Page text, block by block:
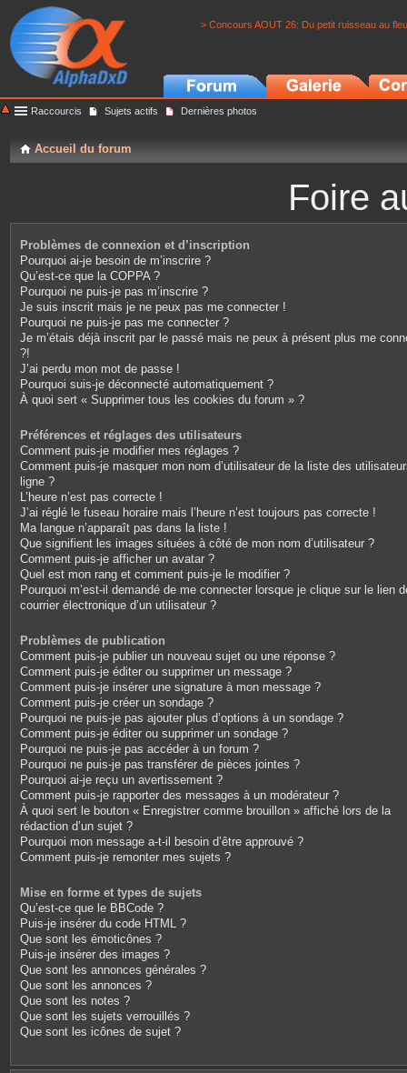
> Concours AOUT 26: Du petit ruisseau au
Raccourcis Sujets actifs Dernières photos
Accueil du forum
Foire
Problèmes de connexion et d’inscription
Pourquoi ai-je besoin de m’inscrire ?
Qu’est-ce que la COPPA ?
Pourquoi ne puis-je pas m’inscrire ?
Je suis inscrit mais je ne peux pas me connecter !
Pourquoi ne puis-je pas me connecter ?
Je m’étais déjà inscrit par le passé mais ne peux à présent plus me
?!
J’ai perdu mon mot de passe !
Pourquoi suis-je déconnecté automatiquement ?
À quoi sert « Supprimer tous les cookies du forum » ?
Préférences et réglages des utilisateurs
Comment puis-je modifier mes réglages ?
Comment puis-je masquer mon nom d’utilisateur de la liste des
ligne ?
L’heure n’est pas correcte !
J’ai réglé le fuseau horaire mais l’heure n’est toujours pas correcte !
Ma langue n’apparaît pas dans la liste !
Que signifient les images situées à côté de mon nom d’utilisateur ?
Comment puis-je afficher un avatar ?
Quel est mon rang et comment puis-je le modifier ?
Pourquoi m’est-il demandé de me connecter lorsque je clique sur le lien
courrier électronique d’un utilisateur ?
Problèmes de publication
Comment puis-je publier un nouveau sujet ou une réponse ?
Comment puis-je éditer ou supprimer un message ?
Comment puis-je insérer une signature à mon message ?
Comment puis-je créer un sondage ?
Pourquoi ne puis-je pas ajouter plus d’options à un sondage ?
Comment puis-je éditer ou supprimer un sondage ?
Pourquoi ne puis-je pas accéder à un forum ?
Pourquoi ne puis-je pas transférer de pièces jointes ?
Pourquoi ai-je reçu un avertissement ?
Comment puis-je rapporter des messages à un modérateur ?
À quoi sert le bouton « Enregistrer comme brouillon » affiché lors de la
rédaction d’un sujet ?
Pourquoi mon message a-t-il besoin d’être approuvé ?
Comment puis-je remonter mes sujets ?
Mise en forme et types de sujets
Qu’est-ce que le BBCode ?
Puis-je insérer du code HTML ?
Que sont les émoticônes ?
Puis-je insérer des images ?
Que sont les annonces générales ?
Que sont les annonces ?
Que sont les notes ?
Que sont les sujets verrouillés ?
Que sont les icônes de sujet ?